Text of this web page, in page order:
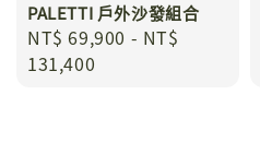
PALETTI 戶外沙發組合
Regular
price
NT$ 69,900 - NT$
131,400